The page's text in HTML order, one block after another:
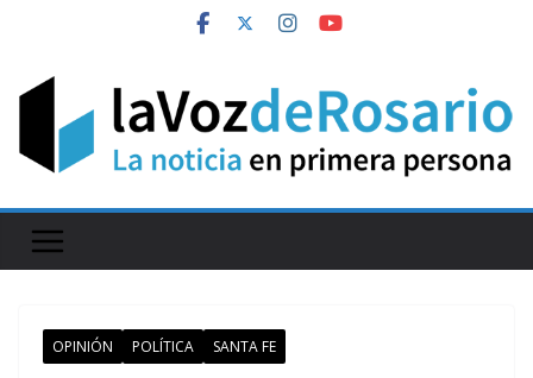
content
OPINIÓN POLÍTICA SANTA FE